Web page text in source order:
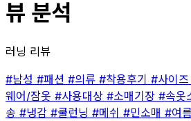
뷰 분석
러닝 리뷰
#남성 #패션 #의류 #착용후기 #사이즈
웨어/잠옷 #사용대상 #소매기장 #속옷
송 #냉감 #쿨런닝 #메쉬 #민소매 #여